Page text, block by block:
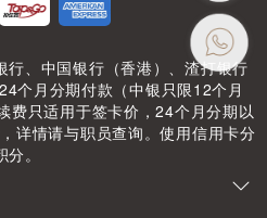
行、中国银行（香港）、渣打银行
个月分期付款（中银只限12个月
费只适用于签卡价，24个月分期以
详情请与职员查询。使用信用卡分
。